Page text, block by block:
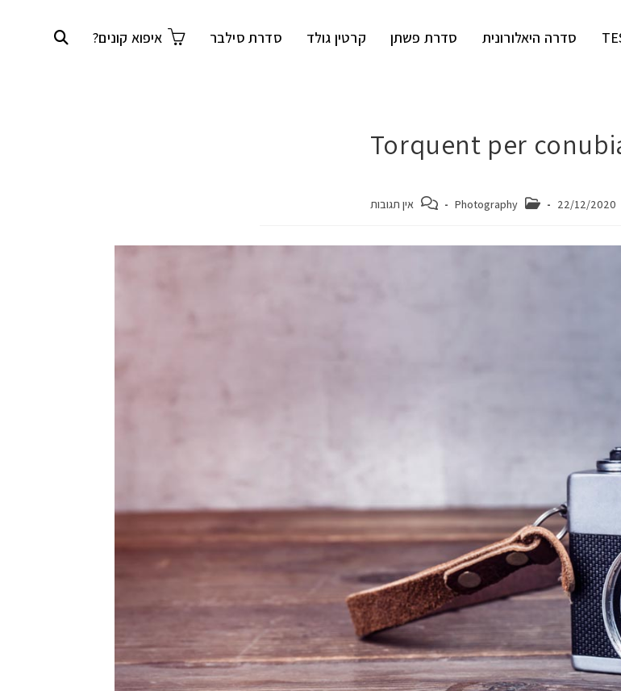
סדרה היאלורונית סדרת פשתן קרטין גולד סדרת סילבר איפוא קונים?
Torquent per
22/12/2020
Photography אין תגובות